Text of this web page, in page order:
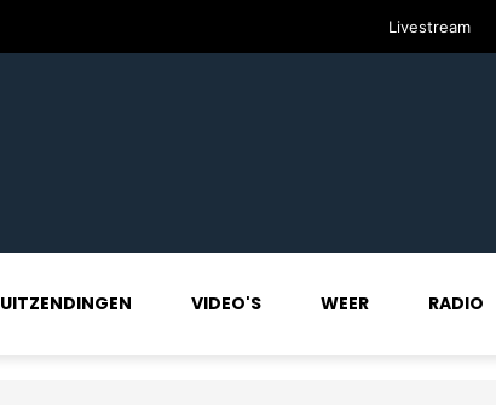
Livestream
UITZENDINGEN VIDEO'S WEER RADIO